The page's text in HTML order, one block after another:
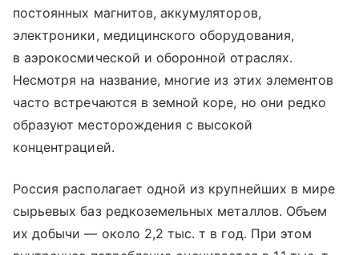
постоянных магнитов, аккумуляторов,
электроники, медицинского оборудования,
в аэрокосмической и оборонной отраслях.
Несмотря на название, многие из этих элементов
часто встречаются в земной коре, но они редко
образуют месторождения с высокой
концентрацией.
Россия располагает одной из крупнейших в мире
сырьевых баз редкоземельных металлов. Объем
их добычи — около 2,2 тыс. т в год. При этом